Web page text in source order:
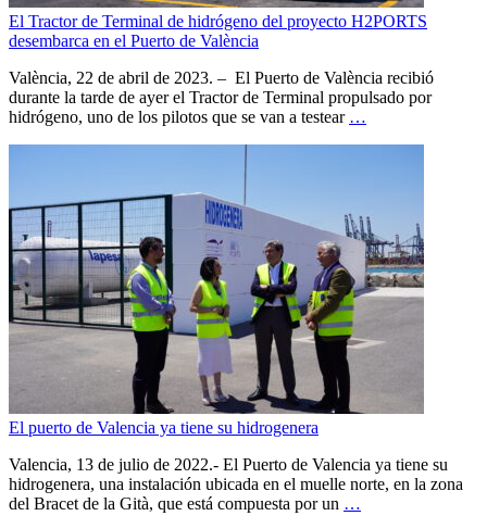
El Tractor de Terminal de hidrógeno del proyecto H2PORTS
desembarca en el Puerto de València
València, 22 de abril de 2023. – El Puerto de València recibió
durante la tarde de ayer el Tractor de Terminal propulsado por
hidrógeno, uno de los pilotos que se van a testear …
El puerto de Valencia ya tiene su hidrogenera
Valencia, 13 de julio de 2022.- El Puerto de Valencia ya tiene su
hidrogenera, una instalación ubicada en el muelle norte, en la zona
del Bracet de la Gità, que está compuesta por un …